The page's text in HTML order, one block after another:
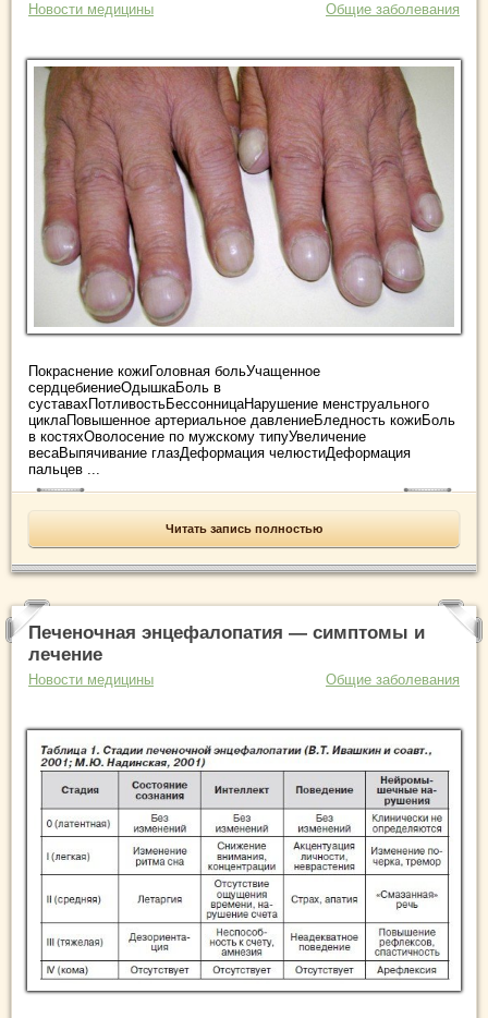
Новости медицины Общие заболевания
Покраснение кожиГоловная больУчащенное
сердцебиениеОдышкаБоль в
суставахПотливостьБессонницаНарушение менструального
циклаПовышенное артериальное давлениеБледность кожиБоль
в костяхОволосение по мужскому типуУвеличение
весаВыпячивание глазДеформация челюстиДеформация
пальцев ...
Читать запись полностью
Печеночная энцефалопатия — симптомы и
лечение
Новости медицины Общие заболевания